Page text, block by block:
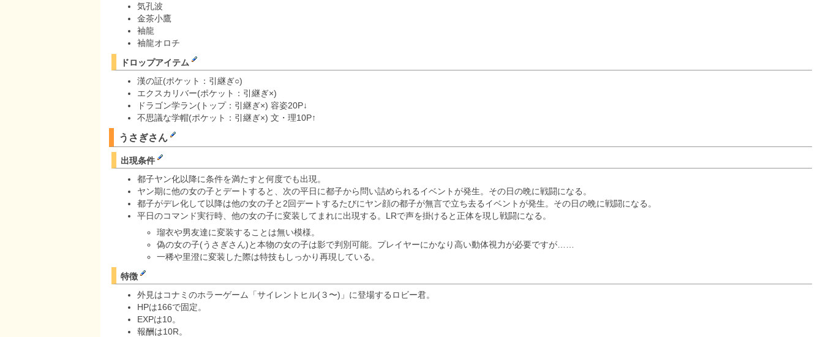
気孔波
金茶小鷹
袖龍
袖龍オロチ
ドロップアイテム
漢の証(ポケット：引継ぎ○)
エクスカリバー(ポケット：引継ぎ×)
ドラゴン学ラン(トップ：引継ぎ×) 容姿20P↓
不思議な学帽(ポケット：引継ぎ×) 文・理10P↑
うさぎさん
出現条件
都子ヤン化以降に条件を満たすと何度でも出現。
ヤン期に他の女の子とデートすると、次の平日に都子から問い詰められるイベントが発生。その日の晩に戦闘になる。
都子がデレ化して以降は他の女の子と2回デートするたびにヤン顔の都子が無言で立ち去るイベントが発生。その日の晩に戦闘になる。
平日のコマンド実行時、他の女の子に変装してまれに出現する。LRで声を掛けると正体を現し戦闘になる。
瑠衣や男友達に変装することは無い模様。
偽の女の子(うさぎさん)と本物の女の子は影で判別可能。プレイヤーにかなり高い動体視力が必要ですが……
一稀や里澄に変装した際は特技もしっかり再現している。
特徴
外見はコナミのホラーゲーム「サイレントヒル(３〜)」に登場するロビー君。
HPは166で固定。
EXPは10。
報酬は10R。